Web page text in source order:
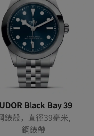
Black Bay 39
錶殼，直徑39毫米,
鋼錶帶